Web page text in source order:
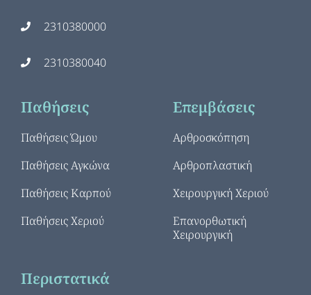
2310380000
2310380040
Παθήσεις
Παθήσεις Ώμου
Παθήσεις Αγκώνα
Παθήσεις Καρπού
Παθήσεις Χεριού
Επεμβάσεις
Αρθροσκόπηση
Αρθροπλαστική
Χειρουργική Χεριού
Επανορθωτική
Χειρουργική
Περιστατικά